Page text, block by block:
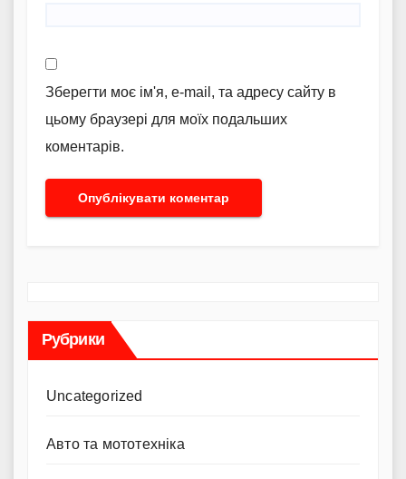
Зберегти моє ім'я, e-mail, та адресу сайту в
цьому браузері для моїх подальших
коментарів.
Рубрики
Uncategorized
Авто та мототехніка